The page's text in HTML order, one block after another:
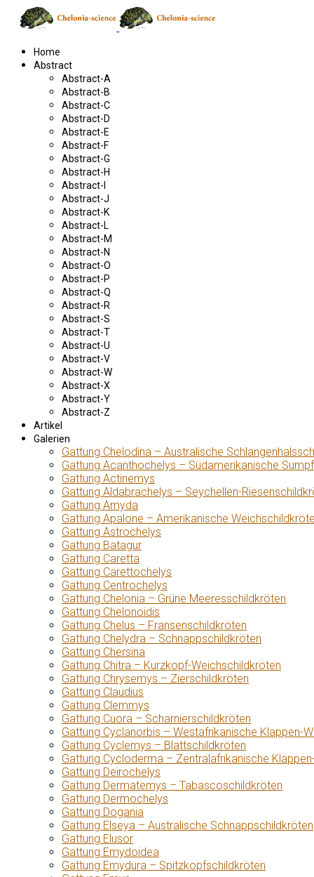
Home
Abstract
Abstract-A
Abstract-B
Abstract-C
Abstract-D
Abstract-E
Abstract-F
Abstract-G
Abstract-H
Abstract-I
Abstract-J
Abstract-K
Abstract-L
Abstract-M
Abstract-N
Abstract-O
Abstract-P
Abstract-Q
Abstract-R
Abstract-S
Abstract-T
Abstract-U
Abstract-V
Abstract-W
Abstract-X
Abstract-Y
Abstract-Z
Artikel
Galerien
Gattung Chelodina – Australische
Gattung Acanthochelys – Südamerikanische
Gattung Actinemys
Gattung Aldabrachelys – Seychellen-
Gattung Amyda
Gattung Apalone – Amerikanische
Gattung Astrochelys
Gattung Batagur
Gattung Caretta
Gattung Carettochelys
Gattung Centrochelys
Gattung Chelonia – Grüne Meeresschildkröten
Gattung Chelonoidis
Gattung Chelus – Fransenschildkröten
Gattung Chelydra – Schnappschildkröten
Gattung Chersina
Gattung Chitra – Kurzkopf-Weichschildkröten
Gattung Chrysemys – Zierschildkröten
Gattung Claudius
Gattung Clemmys
Gattung Cuora – Scharnierschildkröten
Gattung Cyclanorbis – Westafrikanische Klappen-
Gattung Cyclemys – Blattschildkröten
Gattung Cycloderma – Zentralafrikanische
Gattung Deirochelys
Gattung Dermatemys – Tabascoschildkröten
Gattung Dermochelys
Gattung Dogania
Gattung Elseya – Australische Schnappschildkröten
Gattung Elusor
Gattung Emydoidea
Gattung Emydura – Spitzkopfschildkröten